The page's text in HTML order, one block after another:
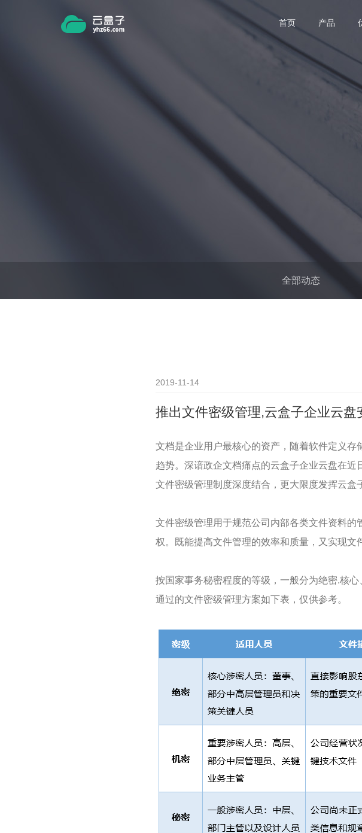
首页 产品
全部动态
2019-11-14
推出文件密级管理,云盒子企业云盘
文档是企业用户最核心的资产，随着软件定义
趋势。深谙政企文档痛点的云盒子企业云盘在近
文件密级管理制度深度结合，更大限度发挥云盒
文件密级管理用于规范公司内部各类文件资料
权。既能提高文件管理的效率和质量，又实现文
按国家事务秘密程度的等级，一般分为绝密.核
通过的文件密级管理方案如下表，仅供参考。